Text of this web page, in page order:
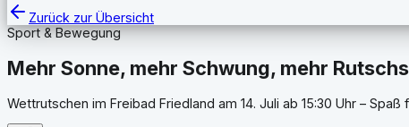
Zurück zur Übersicht
Sport & Bewegung
Mehr Sonne, mehr Schwung, mehr
Wettrutschen im Freibad Friedland am 14. Juli ab 15:30 Uhr – Spaß